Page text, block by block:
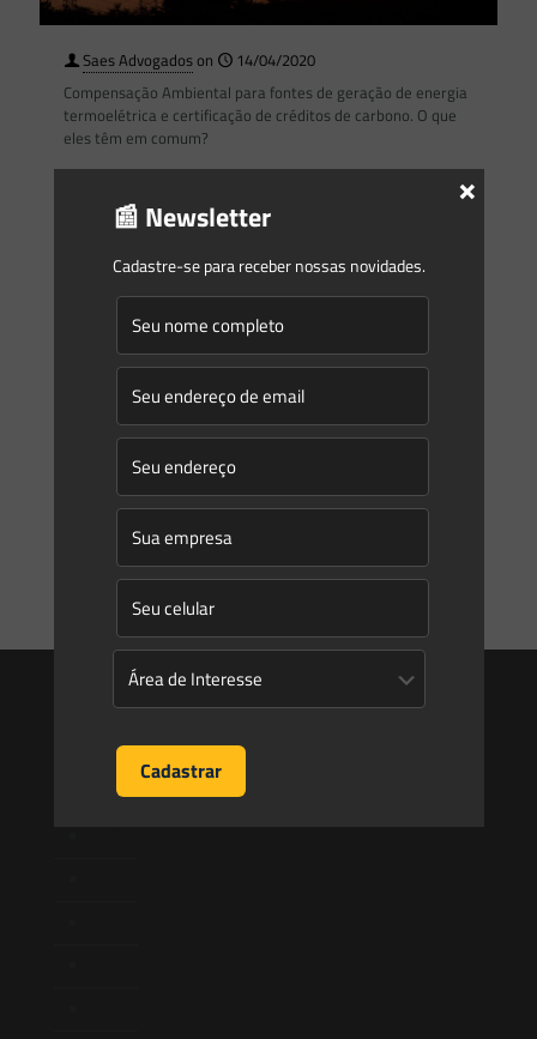
Saes Advogadoson
14/04/2020
Compensação Ambiental para fontes de geração de energia
termoelétrica e certificação de créditos de carbono. O que
eles têm em comum?
Nacional o Projeto de Lei (PL) n. 290/2020[1] , de autoria do
Deputado Leonardo Barreto de Moraes
Saes Advogadoson
23/01/2018
Novidades | Âmbito Estadual: Rio Grande do Sul
RESOLUÇÃO CRH NO 263, DE 05 DE DEZEMBRO DE 2017
Dispõe sobre os critérios, condições e procedimentos a
serem observados para a instalação, operação e
manutenção de[…]
0 Read more
📰 Newsletter
Cadastre-se para receber nossas novidades.
×